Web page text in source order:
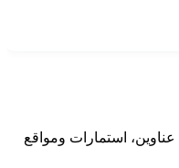
استمارات ومواقع